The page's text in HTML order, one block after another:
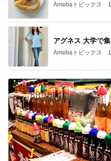
Amebaトピックス
アグネス 大学で
Amebaトピックス